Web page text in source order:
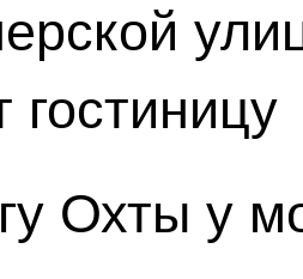
гостиницу
Охты у